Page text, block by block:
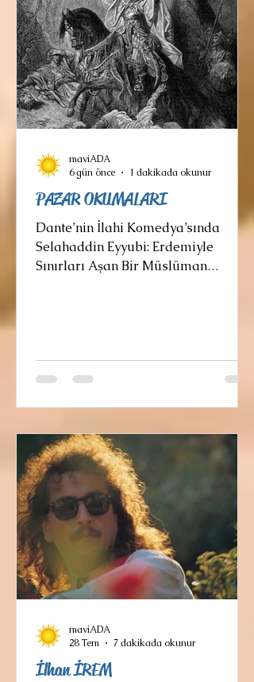
dönüşür. Gerçekten bakın çevrenize.
Diyelim ki Trabzon
PAZAR OKUMALARI
Dante’nin İlahi Komedya’sında
Selahaddin Eyyubi: Erdemiyle
Sınırları Aşan Bir Müslüman
sürekli bir kavuşma arzusu
içindedir. Şenol Yazıcı, Yazar ve
Odysseia Destanındaki En Ünlü
Kelime Oyunu *DERLEME YAZILAR
PAZAR OKUMALARI HAZIRLAYAN:
AYCAN AYTORE
maviADA
6 gün önce
1 dakikada okunur
İlhan İREM
maviADA
28 Tem
7 dakikada okunur